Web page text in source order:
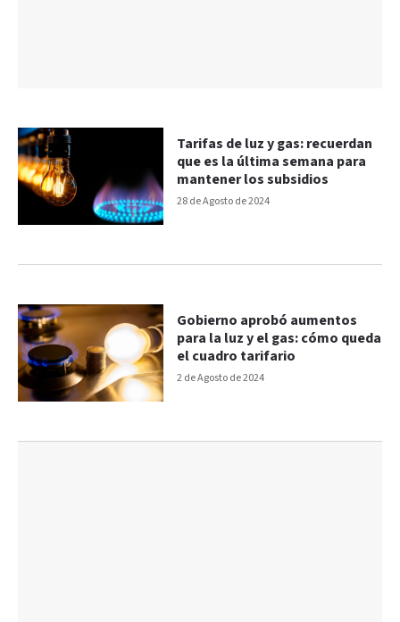
28 de Agosto de 2024
Tarifas de luz y gas: recuerdan
que es la última semana para
mantener los subsidios
2 de Agosto de 2024
Gobierno aprobó aumentos
para la luz y el gas: cómo queda
el cuadro tarifario